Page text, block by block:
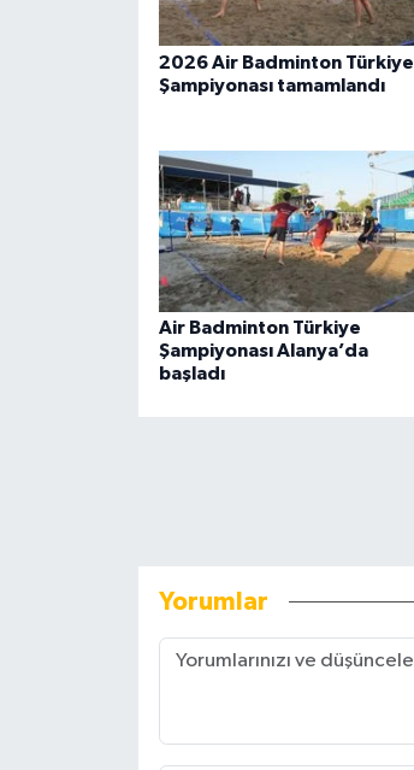
2026 Air Badminton Türkiye
Şampiyonası tamamlandı
Air Badminton Türkiye
Şampiyonası Alanya’da
başladı
Yorumlar